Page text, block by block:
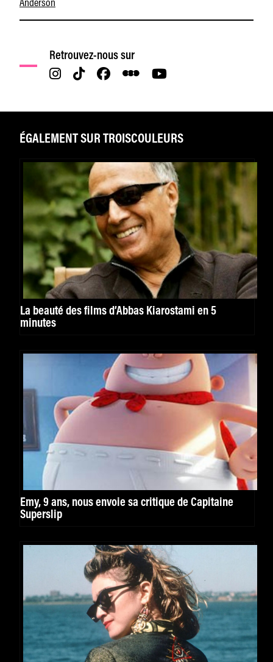
Retrouvez-nous sur
ÉGALEMENT SUR TROISCOULEURS
La beauté des films d’Abbas Kiarostami en 5
minutes
Emy, 9 ans, nous envoie sa critique de Capitaine
Superslip